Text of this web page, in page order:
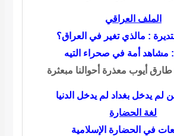
الملف العراقي
ة : مالذي تغير في العراق؟
: مشاهد أمة في صحراء التيه
طارق أيوب معذرة أحوالنا مبعثرة
لم يدخل بغداد لم يدخل الدنيا
لغة الحضارة
في الحضارة الإسلامية